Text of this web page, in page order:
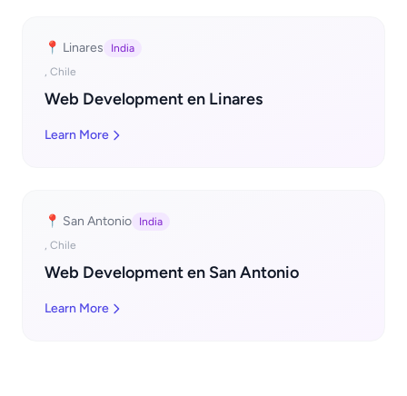
📍 Linares
India
, Chile
Web Development en Linares
Learn More
📍 San Antonio
India
, Chile
Web Development en San Antonio
Learn More